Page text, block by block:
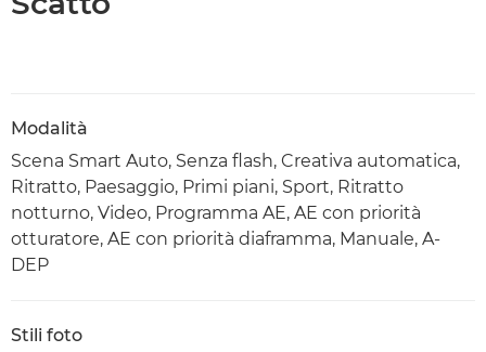
Modalità
Scena Smart Auto, Senza flash, Creativa automatica,
Ritratto, Paesaggio, Primi piani, Sport, Ritratto
notturno, Video, Programma AE, AE con priorità
otturatore, AE con priorità diaframma, Manuale, A-
DEP
Stili foto